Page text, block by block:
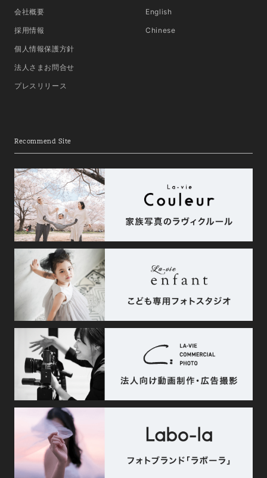
会社概要
採用情報
個人情報保護方針
法人さまお問合せ
プレスリリース
English
Chinese
Recommend Site